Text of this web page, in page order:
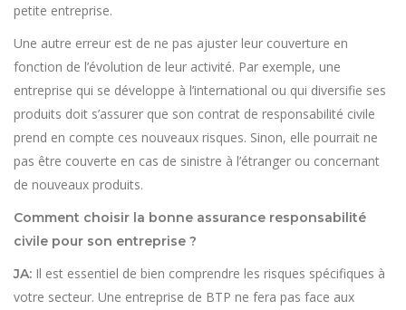
petite entreprise.
Une autre erreur est de ne pas ajuster leur couverture en
fonction de l’évolution de leur activité. Par exemple, une
entreprise qui se développe à l’international ou qui diversifie ses
produits doit s’assurer que son contrat de responsabilité civile
prend en compte ces nouveaux risques. Sinon, elle pourrait ne
pas être couverte en cas de sinistre à l’étranger ou concernant
de nouveaux produits.
Comment choisir la bonne assurance responsabilité
civile pour son entreprise ?
JA: Il est essentiel de bien comprendre les risques spécifiques à
votre secteur. Une entreprise de BTP ne fera pas face aux